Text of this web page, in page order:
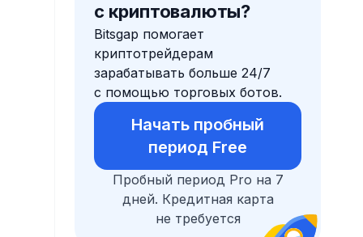
с криптовалюты?
Bitsgap помогает
криптотрейдерам
зарабатывать больше 24/7
с помощью торговых ботов.
Начать пробный
период Free
Пробный период Pro на 7
дней. Кредитная карта
не требуется